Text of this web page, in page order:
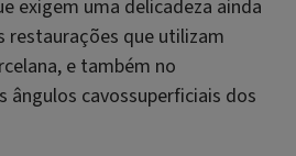
exigem uma delicadeza ainda
restaurações que utilizam
e também no
ângulos cavossuperficiais dos